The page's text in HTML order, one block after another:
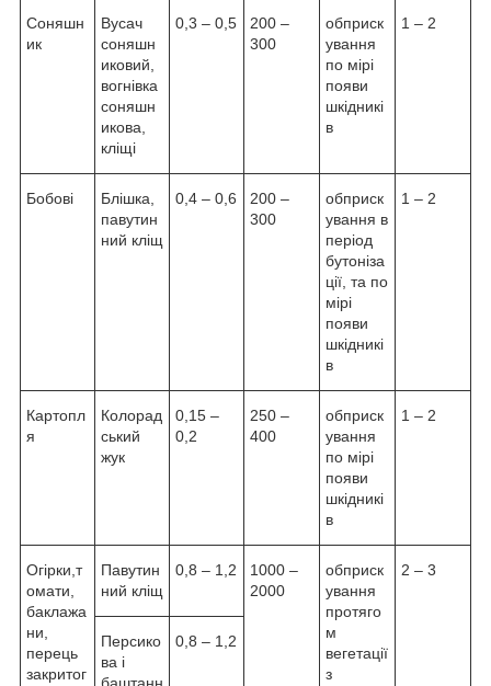
Соняшн
ик
Вусач
соняшн
иковий,
вогнівка
соняшн
икова,
кліщі
0,3 – 0,5
200 –
300
обприск
ування
по мірі
появи
шкідникі
в
1 – 2
Бобові
Блішка,
павутин
ний кліщ
0,4 – 0,6
200 –
300
обприск
ування в
період
бутоніза
ції, та по
мірі
появи
шкідникі
в
1 – 2
Картопл
я
Колорад
ський
жук
0,15 –
0,2
250 –
400
обприск
ування
по мірі
появи
шкідникі
в
1 – 2
Огірки,т
омати,
баклажа
ни,
перець
закритог
Павутин
ний кліщ
0,8 – 1,2
1000 –
2000
обприск
ування
протяго
м
вегетації
з
2 – 3
Персико
ва і
0,8 – 1,2